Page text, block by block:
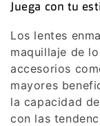
Juega con tu
Los lentes
maquillaje de
accesorios
mayores
la capacidad
con las